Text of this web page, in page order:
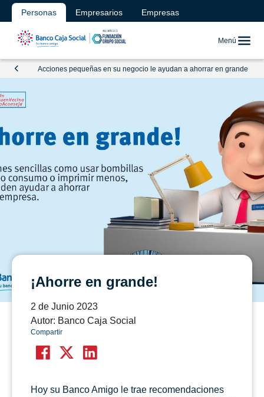
Personas Empresarios Empresas
Menú
Acciones pequeñas en su negocio le ayudan a ahorrar en grande
¡Ahorre en grande!
2 de Junio 2023
Autor: Banco Caja Social
Compartir
Hoy su Banco Amigo le trae recomendaciones